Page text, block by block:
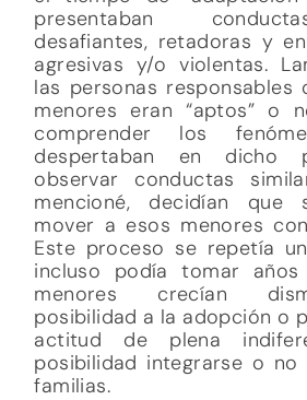
presentaban
desafiantes, retadoras y
agresivas y/o violentas.
las personas
menores eran “aptos” o
comprender los
despertaban en dicho
observar conductas
mencioné, decidían que
mover a esos menores
Este proceso se repetía
incluso podía tomar
menores crecían
posibilidad a la adopción o
actitud de plena
posibilidad integrarse o no
familias.